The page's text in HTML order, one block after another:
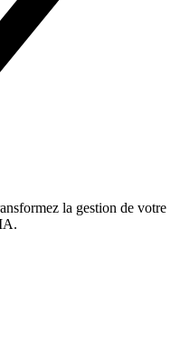
la gestion de votre